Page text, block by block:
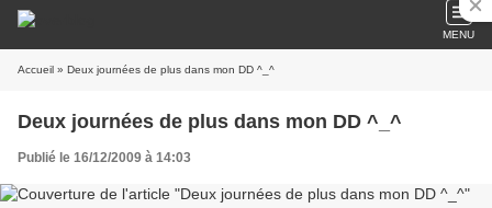
MENU
Accueil » Deux journées de plus dans mon DD ^_^
Deux journées de plus dans mon DD ^_^
Publié le 16/12/2009 à 14:03